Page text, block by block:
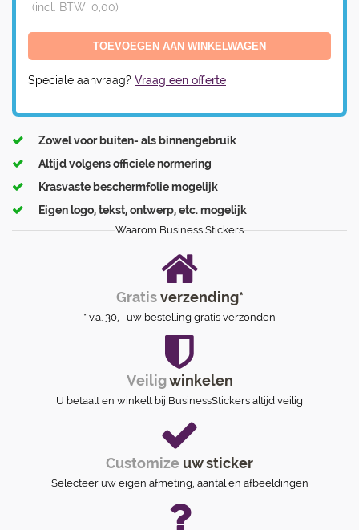
(incl. BTW: 0,00)
Speciale aanvraag? Vraag een offerte
Zowel voor buiten- als binnengebruik
Altijd volgens officiele normering
Krasvaste beschermfolie mogelijk
Eigen logo, tekst, ontwerp, etc. mogelijk
Waarom Business Stickers
Gratisverzending*
* v.a. 30,- uw bestelling gratis verzonden
Veiligwinkelen
U betaalt en winkelt bij BusinessStickers altijd veilig
Customize uw sticker
Selecteer uw eigen afmeting, aantal en afbeeldingen